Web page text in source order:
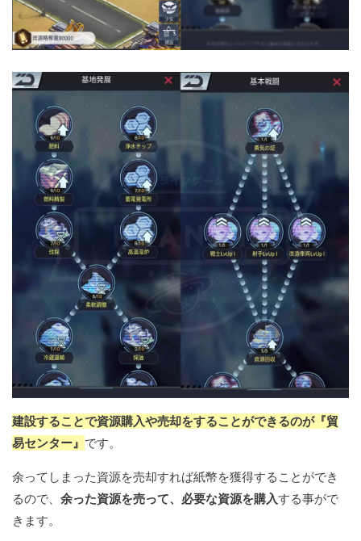
建設することで資源購入や売却をすることができるのが『貿
易センター』 です。
余ってしまった資源を売却すれば紙幣を獲得することができ
るので、 余った資源を売って、必要な資源を購入する事がで
きます。